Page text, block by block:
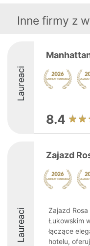
Inne firmy z
Laureaci
8.4
Laureaci
Zajazd
Zajazd
Łukowskim
łączące
hotelu,